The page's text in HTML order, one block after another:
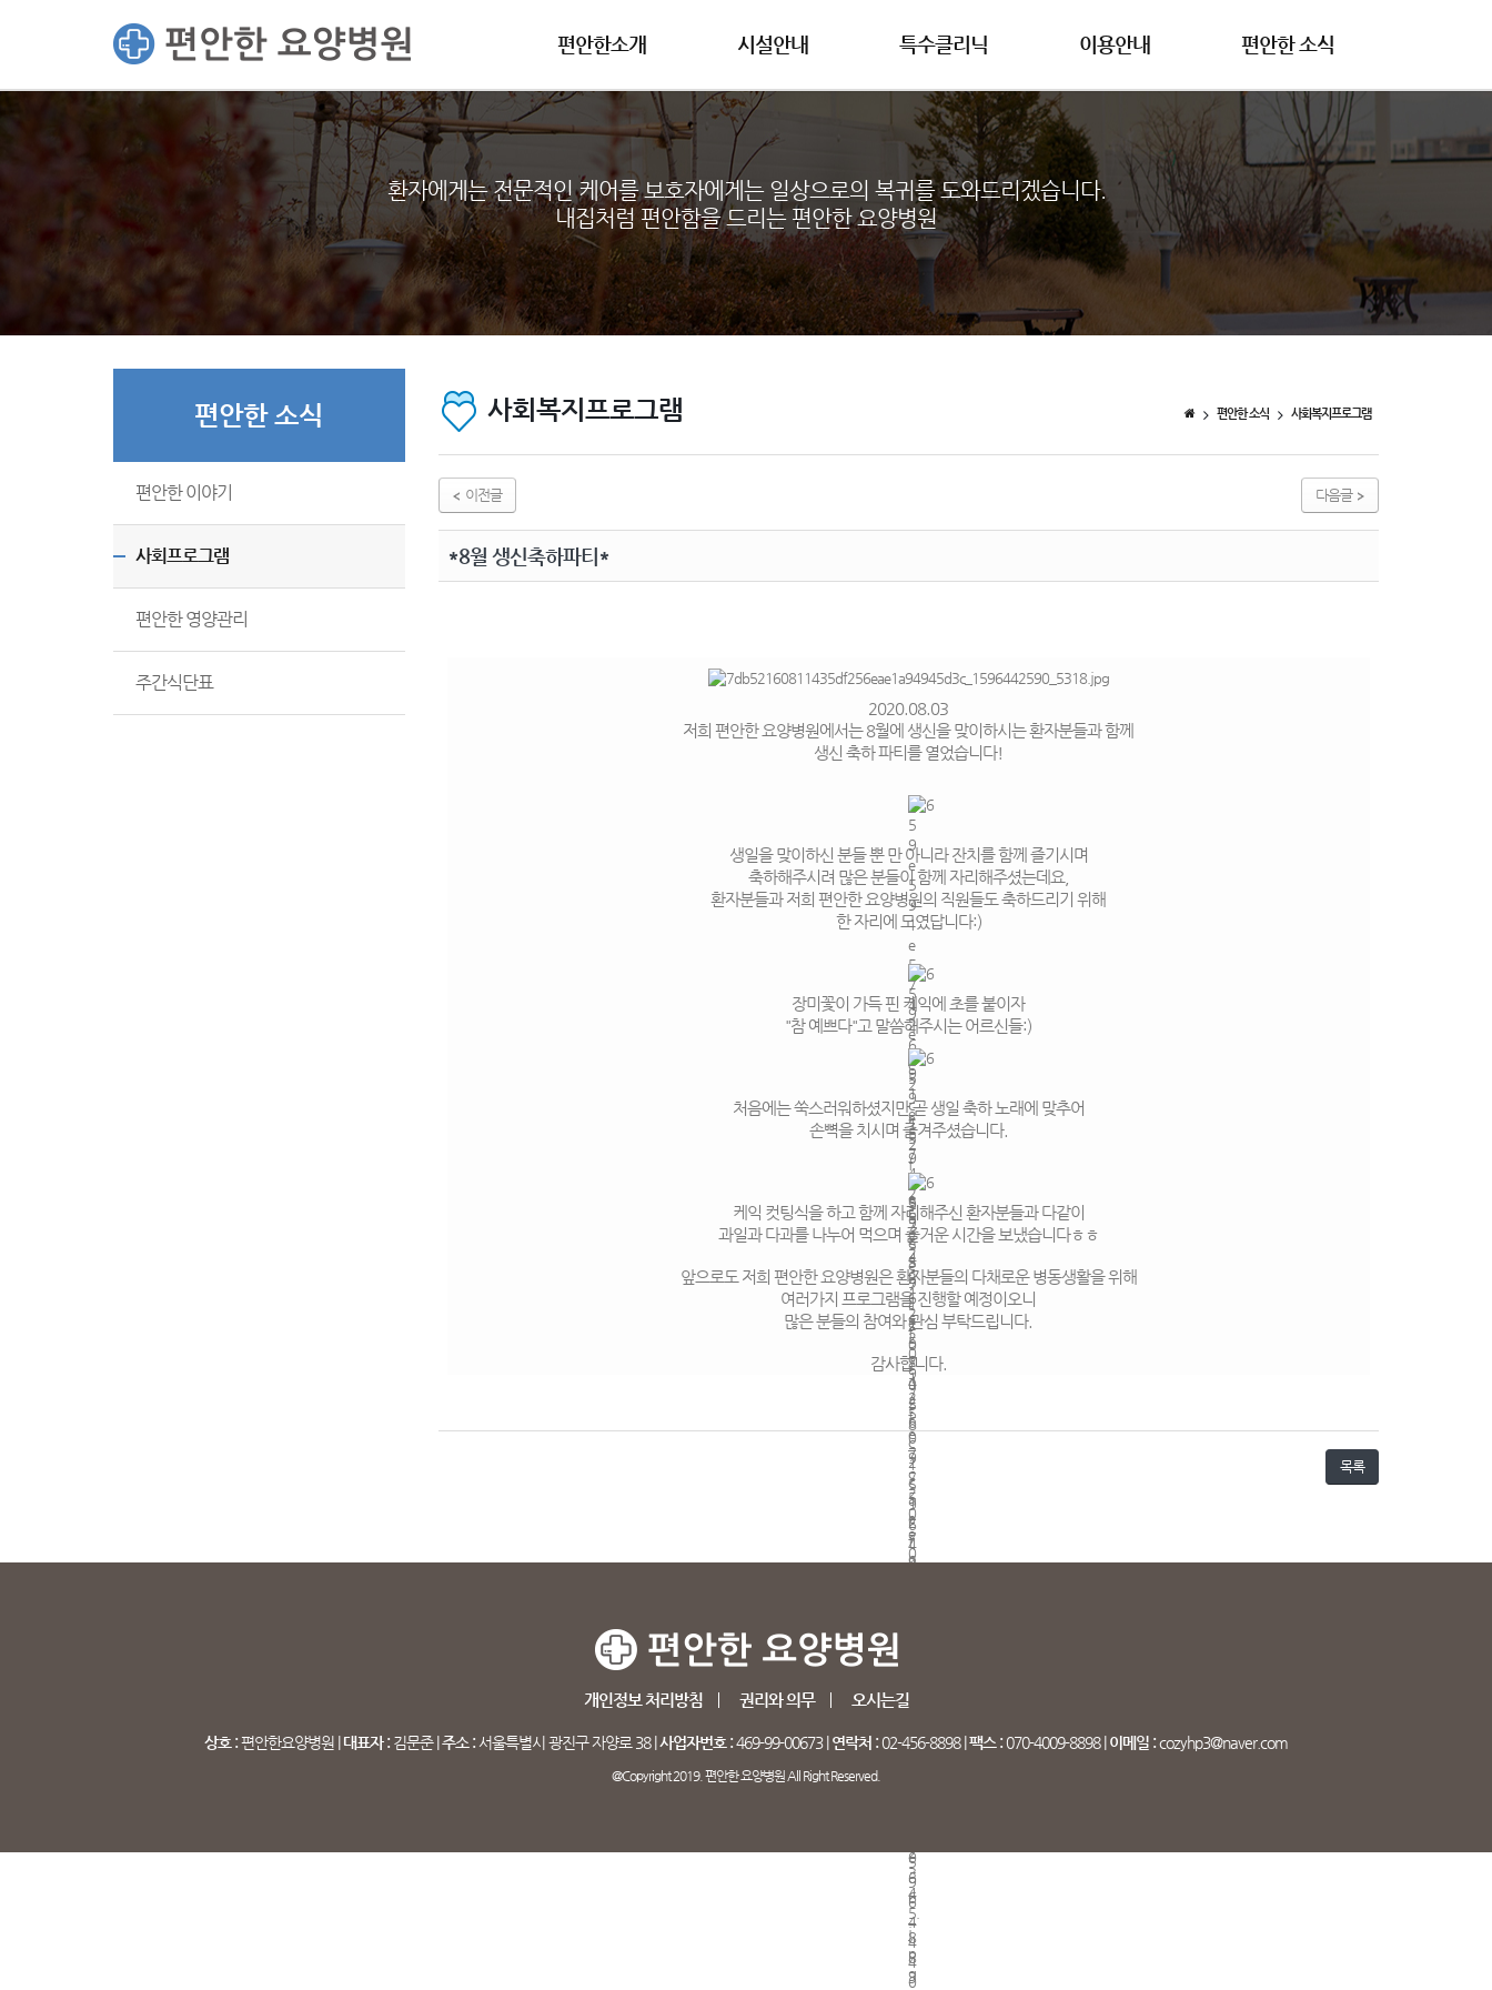
편안한소개 시설안내 특수클리닉 이용안내 편안한 소식
환자에게는 전문적인 케어를 보호자에게는 일상으로의 복귀를 도와드리겠습니다.
내집처럼 편안함을 드리는 편안한 요양병원
편안한 소식
편안한 이야기
사회프로그램
편안한 영양관리
주간식단표
사회복지프로그램 편안한 소식 사회복지프로그램
이전글 다음글
*8월 생신축하파티*
2020.08.03
저희 편안한 요양병원에서는 8월에 생신을 맞이하시는 환자분들과 함께
생신 축하 파티를 열었습니다!
생일을 맞이하신 분들 뿐 만 아니라 잔치를 함께 즐기시며
축하해주시려 많은 분들이 함께 자리해주셨는데요,
환자분들과 저희 편안한 요양병원의 직원들도 축하드리기 위해
한 자리에 모였답니다:)
장미꽃이 가득 핀 케익에 초를 붙이자
"참 예쁘다"고 말씀해주시는 어르신들:)
처음에는 쑥스러워하셨지만 곧 생일 축하 노래에 맞추어
손뼉을 치시며 즐겨주셨습니다.
케익 컷팅식을 하고 함께 자리해주신 환자분들과 다같이
과일과 다과를 나누어 먹으며 즐거운 시간을 보냈습니다ㅎㅎ
앞으로도 저희 편안한 요양병원은 환자분들의 다채로운 병동생활을 위해
여러가지 프로그램을 진행할 예정이오니
많은 분들의 참여와 관심 부탁드립니다.
감사합니다.
목록
개인정보 처리방침 권리와 의무 오시는길
상호 :편안한요양병원 | 대표자 : 김문준 | 주소 : 서울특별시 광진구 자양로 38 | 사업자번호 :469-99-00673 | 연락처 : 02-456-8898 | 팩스 : 070-4009-8898 | 이메일 :cozyhp3@naver.com
@Copyright 2019. 편안한 요양병원 All Right Reserved.